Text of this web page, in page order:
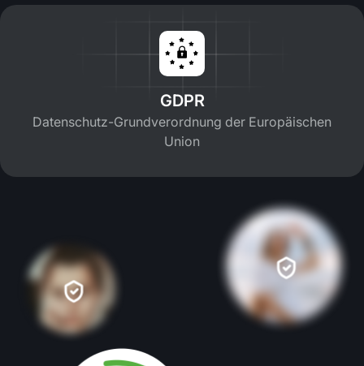
GDPR
Datenschutz-Grundverordnung der Europäischen
Union